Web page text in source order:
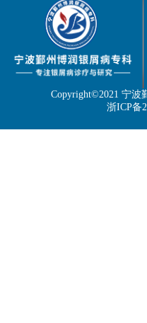
Copyright©2021 宁波
浙ICP备